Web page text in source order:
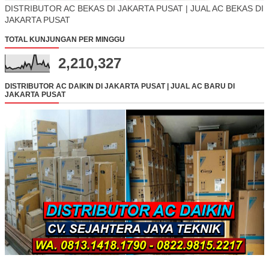
DISTRIBUTOR AC BEKAS DI JAKARTA PUSAT | JUAL AC BEKAS DI
JAKARTA PUSAT
TOTAL KUNJUNGAN PER MINGGU
2,210,327
DISTRIBUTOR AC DAIKIN DI JAKARTA PUSAT | JUAL AC BARU DI
JAKARTA PUSAT